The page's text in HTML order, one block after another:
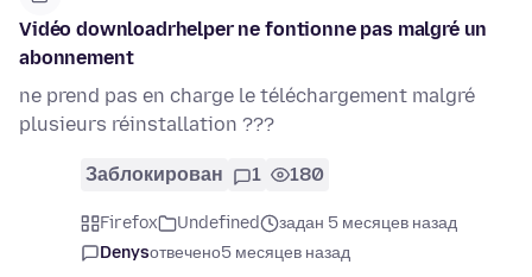
Vidéo downloadrhelper ne fontionne pas malgré un
abonnement
ne prend pas en charge le téléchargement malgré
plusieurs réinstallation ???
Заблокирован 1 180
Firefox Undefined
задан 5 месяцев назад
Denysотвечено5 месяцев назад